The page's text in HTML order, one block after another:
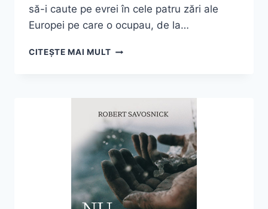
să-i caute pe evrei în cele patru zări ale
Europei pe care o ocupau, de la…
CITEȘTE MAI MULTANNETTE
FIICEI
MELE”